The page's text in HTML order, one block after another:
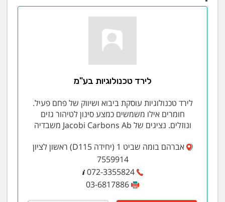
לירד טכנולוגיות בע"מ
לירד טכנולוגיות עוסקת ביבוא ושיווק של פחם פעיל.
חומרים אילו משמשים כמצע סינון לטיהור גזים
ונוזלים. נציגים של Jacobi Carbons Ab משבדיה
אברהם בומה שביט 1 (יחידה D115) ראשון לציון
7559914
072-3355824
03-6817886